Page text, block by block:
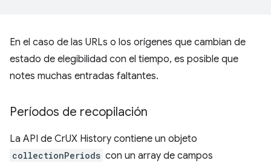
En el caso de las URLs o los orígenes que cambian de
estado de elegibilidad con el tiempo, es posible que
notes muchas entradas faltantes.
Períodos de recopilación
La API de CrUX History contiene un objeto
collectionPeriods con un array de campos